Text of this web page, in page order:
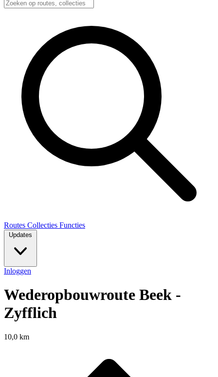
Routes Collecties Functies
Updates
Inloggen
Wederopbouwroute Beek -
Zyfflich
10,0 km